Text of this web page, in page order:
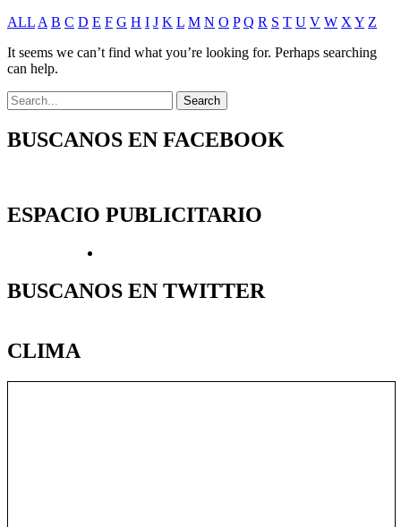
ALL A B C D E F G H I J K L M N O P Q R S T U V W X Y Z
It seems we can’t find what you’re looking for. Perhaps searching
can help.
BUSCANOS EN FACEBOOK
ESPACIO PUBLICITARIO
BUSCANOS EN TWITTER
CLIMA